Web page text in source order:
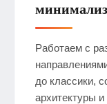
Работаем с
до классики,
архитектуры